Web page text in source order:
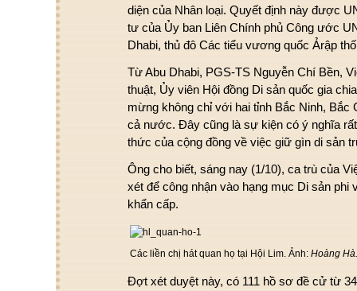
diện của Nhân loại. Quyết định này được
tư của Ủy ban Liên Chính phủ Công ước
Dhabi, thủ đô Các tiểu vương quốc Ảrập
Từ Abu Dhabi, PGS-TS Nguyễn Chí Bền,
thuật, Ủy viên Hội đồng Di sản quốc gia
mừng không chỉ với hai tỉnh Bắc Ninh, Bắc
cả nước. Đây cũng là sự kiện có ý nghĩa
thức của cộng đồng về việc giữ gìn di sản
Ông cho biết, sáng nay (1/10), ca trù của
xét để công nhận vào hạng mục Di sản phi
khẩn cấp.
Các liền chị hát quan họ tại Hội Lim. Ảnh: Hoàng Hà.
Đợt xét duyệt này, có 111 hồ sơ đề cử từ